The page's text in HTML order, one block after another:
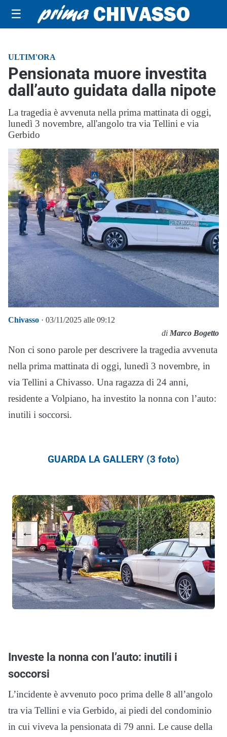
☰
ULTIM'ORA
Pensionata muore investita
dall’auto guidata dalla nipote
La tragedia è avvenuta nella prima mattinata di oggi,
lunedì 3 novembre, all'angolo tra via Tellini e via
Gerbido
Chivasso · 03/11/2025 alle 09:12
di Marco Bogetto
Non ci sono parole per descrivere la tragedia avvenuta
nella prima mattinata di oggi, lunedì 3 novembre, in
via Tellini a Chivasso. Una ragazza di 24 anni,
residente a Volpiano, ha investito la nonna con l’auto:
inutili i soccorsi.
GUARDA LA GALLERY (3 foto)
← →
Investe la nonna con l’auto: inutili i
soccorsi
L’incidente è avvenuto poco prima delle 8 all’angolo
tra via Tellini e via Gerbido, ai piedi del condominio
in cui viveva la pensionata di 79 anni. Le cause della